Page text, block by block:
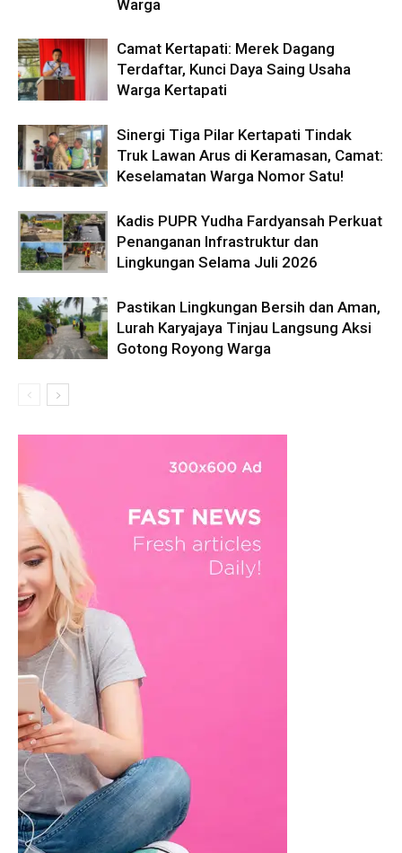
Warga
Camat Kertapati: Merek Dagang
Terdaftar, Kunci Daya Saing Usaha
Warga Kertapati
Sinergi Tiga Pilar Kertapati Tindak
Truk Lawan Arus di Keramasan, Camat:
Keselamatan Warga Nomor Satu!
Kadis PUPR Yudha Fardyansah Perkuat
Penanganan Infrastruktur dan
Lingkungan Selama Juli 2026
Pastikan Lingkungan Bersih dan Aman,
Lurah Karyajaya Tinjau Langsung Aksi
Gotong Royong Warga